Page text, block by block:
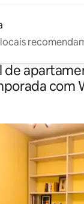
de
com